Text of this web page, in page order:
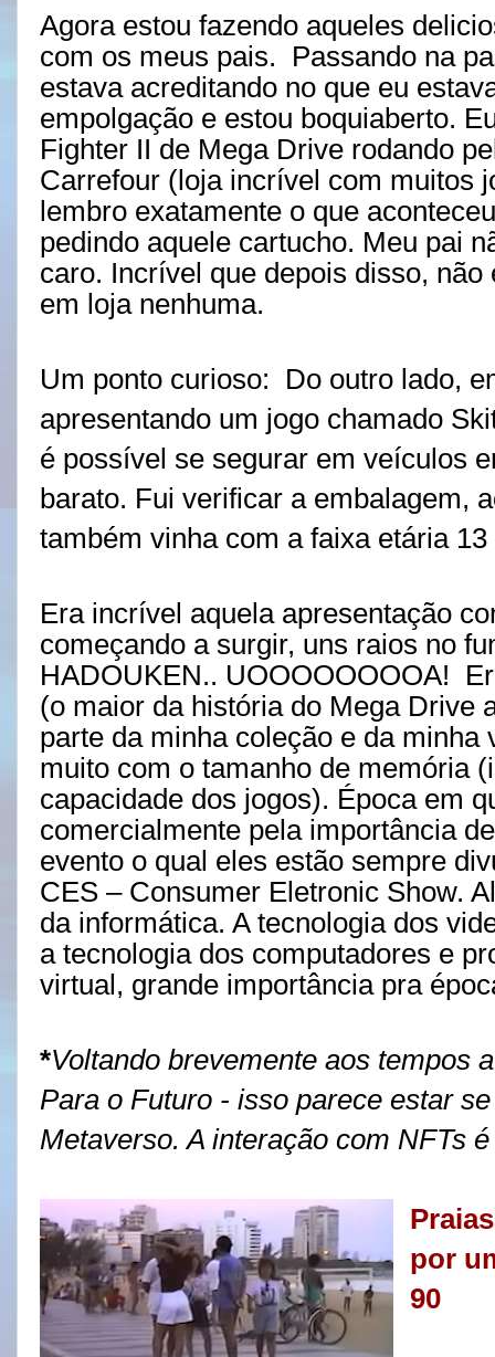
Agora estou fazendo aqueles delici
com os meus pais.
Passando na
estava acreditando no que eu
empolgação e estou boquiaberto.
Fighter II de Mega Drive rodando
Carrefour (loja incrível com muitos
lembro exatamente o que
pedindo aquele cartucho. Meu pai
caro. Incrível que depois disso,
em loja nenhuma.
Um ponto curioso:
Do outro lado,
apresentando um jogo chamado
é possível se segurar em veículos
barato. Fui verificar a embalagem,
também vinha com a faixa etária 13
Era incrível aquela apresentação
começando a surgir, uns raios no
HADOUKEN.. UOOOOOOOOA!
(o maior da história do Mega Drive
parte da minha coleção e da
muito com o tamanho de memória
capacidade dos jogos). Época em
comercialmente pela importância
evento o qual eles estão sempre
CES – Consumer Eletronic Show.
da informática. A tecnologia dos
a tecnologia dos computadores e
virtual, grande importância pra
*Voltando brevemente aos tempos
Para o Futuro - isso parece estar
Metaverso. A interação com NFTs
por
90